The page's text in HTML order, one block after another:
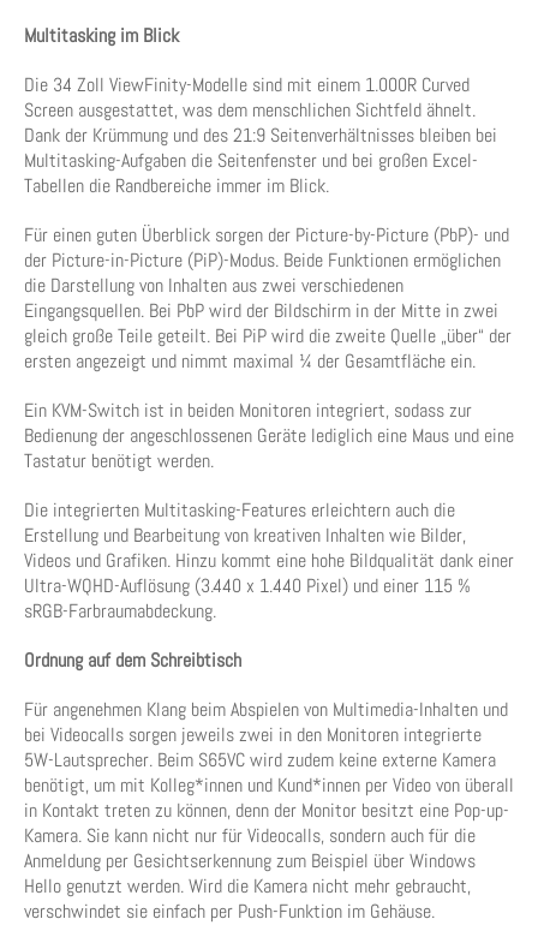
Multitasking im Blick
Die 34 Zoll ViewFinity-Modelle sind mit einem 1.000R Curved
Screen ausgestattet, was dem menschlichen Sichtfeld ähnelt.
Dank der Krümmung und des 21:9 Seitenverhältnisses bleiben bei
Multitasking-Aufgaben die Seitenfenster und bei großen Excel-
Tabellen die Randbereiche immer im Blick.
Für einen guten Überblick sorgen der Picture-by-Picture (PbP)- und
der Picture-in-Picture (PiP)-Modus. Beide Funktionen ermöglichen
die Darstellung von Inhalten aus zwei verschiedenen
Eingangsquellen. Bei PbP wird der Bildschirm in der Mitte in zwei
gleich große Teile geteilt. Bei PiP wird die zweite Quelle „über“ der
ersten angezeigt und nimmt maximal ¼ der Gesamtfläche ein.
Ein KVM-Switch ist in beiden Monitoren integriert, sodass zur
Bedienung der angeschlossenen Geräte lediglich eine Maus und eine
Tastatur benötigt werden.
Die integrierten Multitasking-Features erleichtern auch die
Erstellung und Bearbeitung von kreativen Inhalten wie Bilder,
Videos und Grafiken. Hinzu kommt eine hohe Bildqualität dank einer
Ultra-WQHD-Auflösung (3.440 x 1.440 Pixel) und einer 115 %
sRGB-Farbraumabdeckung.
Ordnung auf dem Schreibtisch
Für angenehmen Klang beim Abspielen von Multimedia-Inhalten und
bei Videocalls sorgen jeweils zwei in den Monitoren integrierte
5W-Lautsprecher. Beim S65VC wird zudem keine externe Kamera
benötigt, um mit Kolleg*innen und Kund*innen per Video von überall
in Kontakt treten zu können, denn der Monitor besitzt eine Pop-up-
Kamera. Sie kann nicht nur für Videocalls, sondern auch für die
Anmeldung per Gesichtserkennung zum Beispiel über Windows
Hello genutzt werden. Wird die Kamera nicht mehr gebraucht,
verschwindet sie einfach per Push-Funktion im Gehäuse.